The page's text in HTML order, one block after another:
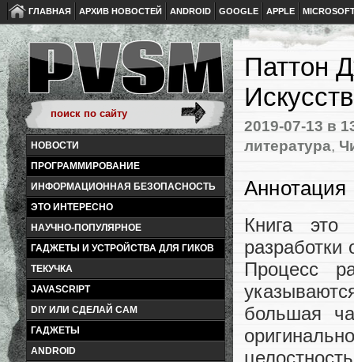
ГЛАВНАЯ АРХИВ НОВОСТЕЙ ANDROID GOOGLE APPLE
НОВОСТИ
ПРОГРАММИРОВАНИЕ
ИНФОРМАЦИОННАЯ БЕЗОПАСНОСТЬ
ЭТО ИНТЕРЕСНО
НАУЧНО-ПОПУЛЯРНОЕ
ГАДЖЕТЫ И УСТРОЙСТВА ДЛЯ ГИКОВ
ТЕКУЧКА
JAVASCRIPT
DIY ИЛИ СДЕЛАЙ САМ
ГАДЖЕТЫ
ANDROID
Паттон
2019-07-13 в
литература,
Аннотация
Книга это
Процесс
большая